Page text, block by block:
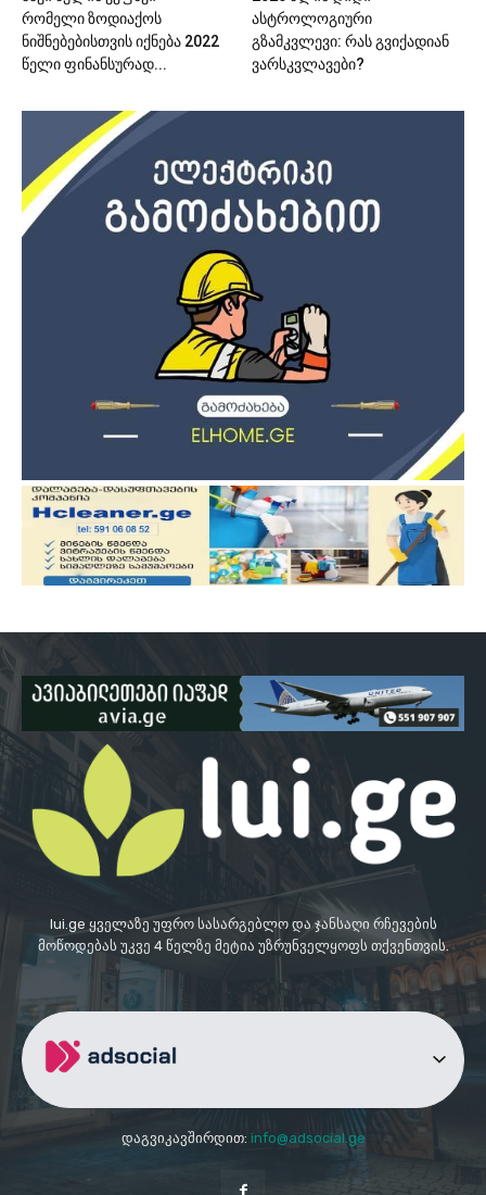
რომელი ზოდიაქოს
ნიშნებებისთვის იქნება 2022
წელი ფინანსურად...
ასტროლოგიური
გზამკვლევი: რას გვიქადიან
ვარსკვლავები?
lui.ge ყველაზე უფრო სასარგებლო და ჯანსაღი რჩევების
მოწოდებას უკვე 4 წელზე მეტია უზრუნველყოფს თქვენთვის.
დაგვიკავშირდით: info@adsocial.ge